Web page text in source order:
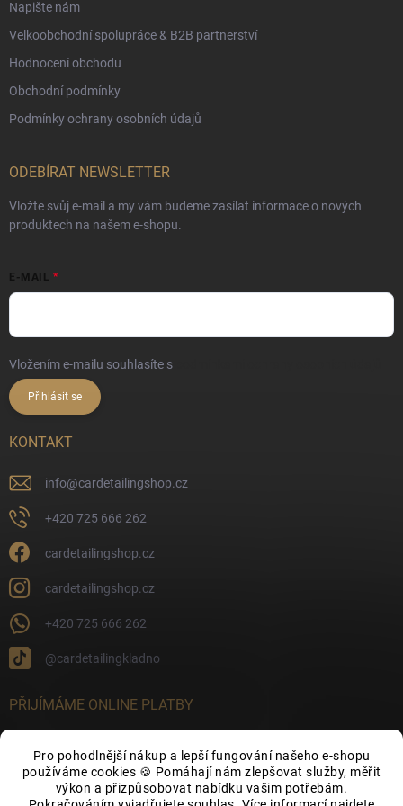
Pro pohodlnější nákup a lepší fungování našeho e-shopu
používáme cookies 🍪 Pomáhají nám zlepšovat služby, měřit
výkon a přizpůsobovat nabídku vašim potřebám.
Napište nám
Velkoobchodní spolupráce & B2B partnerství
Hodnocení obchodu
Obchodní podmínky
Podmínky ochrany osobních údajů
ODEBÍRAT NEWSLETTER
Vložte svůj e-mail a my vám budeme zasílat informace o nových
produktech na našem e-shopu.
E-MAIL
Vložením e-mailu souhlasíte s
Přihlásit se
KONTAKT
info@cardetailingshop.cz
+420 725 666 262
cardetailingshop.cz
cardetailingshop.cz
+420 725 666 262
@cardetailingkladno
PŘIJÍMÁME ONLINE PLATBY